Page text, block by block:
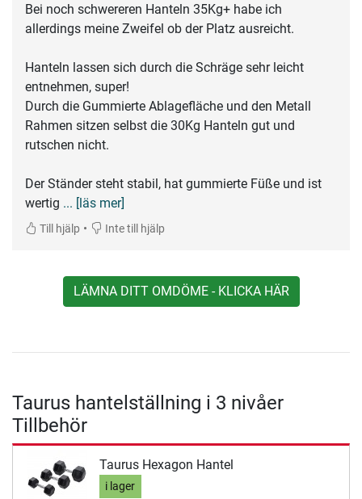
Bei noch schwereren Hanteln 35Kg+ habe ich
allerdings meine Zweifel ob der Platz ausreicht.
Hanteln lassen sich durch die Schräge sehr leicht
entnehmen, super!
Durch die Gummierte Ablagefläche und den Metall
Rahmen sitzen selbst die 30Kg Hanteln gut und
rutschen nicht.
Der Ständer steht stabil, hat gummierte Füße und ist
wertig ... [läs mer]
Till hjälp • Inte till hjälp
LÄMNA DITT OMDÖME - KLICKA HÄR
Taurus hantelställning i 3 nivåer
Tillbehör
Taurus Hexagon Hantel
i lager